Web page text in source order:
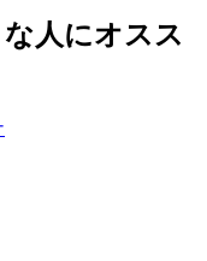
人にオスス